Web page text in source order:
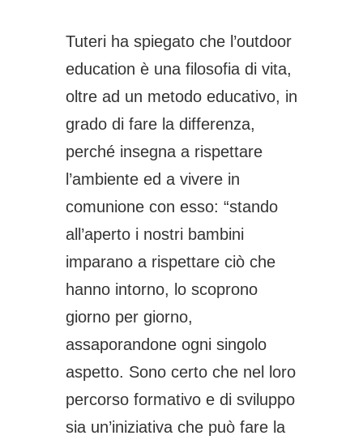
Tuteri ha spiegato che l’outdoor
education è una filosofia di vita,
oltre ad un metodo educativo, in
grado di fare la differenza,
perché insegna a rispettare
l’ambiente ed a vivere in
comunione con esso: “stando
all’aperto i nostri bambini
imparano a rispettare ciò che
hanno intorno, lo scoprono
giorno per giorno,
assaporandone ogni singolo
aspetto. Sono certo che nel loro
percorso formativo e di sviluppo
sia un’iniziativa che può fare la